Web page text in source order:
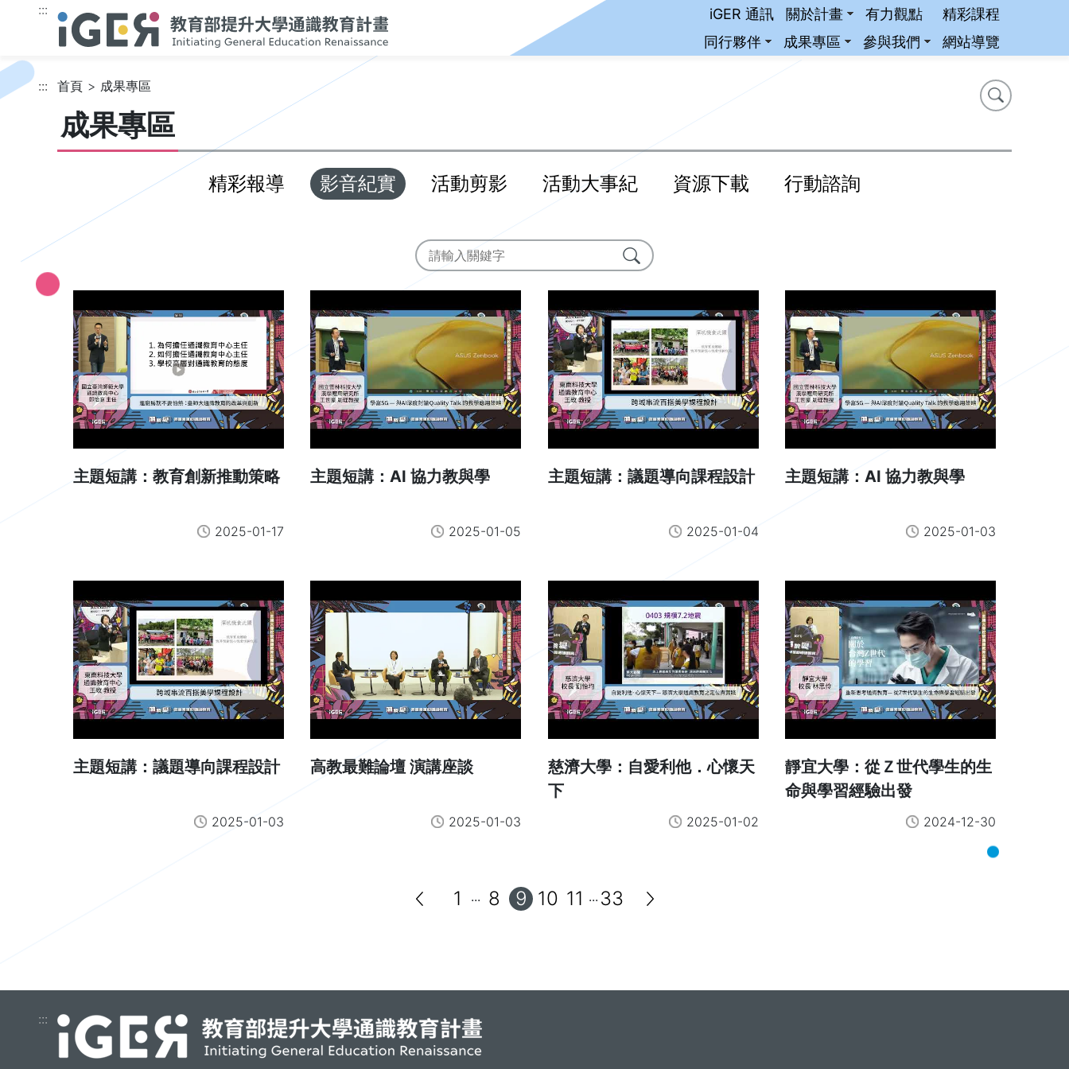
跳到主要內容
::: iGER 通訊 關於計畫 有力觀點
精彩課程
同行夥伴
成果專區 參與我們 網站導覽
::: 首頁
成果專區
搜尋
搜尋
成果專區
精彩報導 影音紀實 活動剪影 活動大事紀 資源下載 行動諮詢
搜尋 搜尋成果專區
主題短講：教育創新推動策略
2025-01-17
主題短講：AI 協力教與學
2025-01-05
主題短講：議題導向課程設計
2025-01-04
主題短講：AI 協力教與學
2025-01-03
主題短講：議題導向課程設計
2025-01-03
高教最難論壇 演講座談
2025-01-03
慈濟大學：自愛利他．心懷天
下
2025-01-02
靜宜大學：從Ｚ世代學生的生
命與學習經驗出發
2024-12-30
1 ... 8 9 10 11 ... 33
:::